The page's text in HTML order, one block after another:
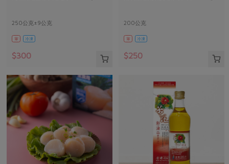
素食專區
樂齡友善
高麗菜海鮮煎餅
地區活動
活動報下載
250公克±9公克
葷 冷凍
$300
200公克
葷 冷凍
$250